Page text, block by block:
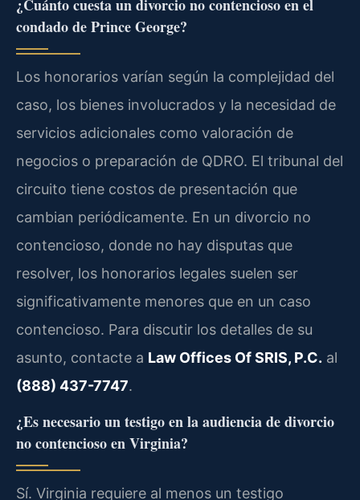
¿Cuánto cuesta un divorcio no contencioso en el
condado de Prince George?
Los honorarios varían según la complejidad del
caso, los bienes involucrados y la necesidad de
servicios adicionales como valoración de
negocios o preparación de QDRO. El tribunal del
circuito tiene costos de presentación que
cambian periódicamente. En un divorcio no
contencioso, donde no hay disputas que
resolver, los honorarios legales suelen ser
significativamente menores que en un caso
contencioso. Para discutir los detalles de su
asunto, contacte a Law Offices Of SRIS, P.C. al
(888) 437-7747.
¿Es necesario un testigo en la audiencia de divorcio
no contencioso en Virginia?
Sí. Virginia requiere al menos un testigo